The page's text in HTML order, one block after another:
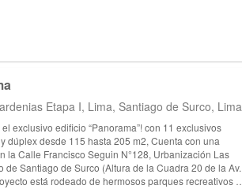
Etapa I, Lima, Santiago de Surco, Lima
exclusivo edificio “Panorama”! con 11 exclusivos
dúplex desde 115 hasta 205 m2, Cuenta con una
la Calle Francisco Seguin N°128, Urbanización Las
de Santiago de Surco (Altura de la Cuadra 20 de la Av.